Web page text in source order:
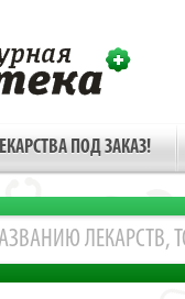
ПОД ЗАКАЗ!